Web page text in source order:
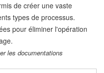
de créer une vaste
types de processus.
pour éliminer l'opération
les documentations